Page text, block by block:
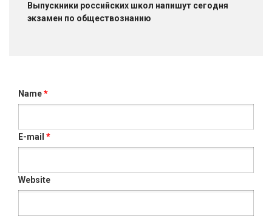
Выпускники российских школ напишут сегодня
экзамен по обществознанию
Name*
E-mail *
Website